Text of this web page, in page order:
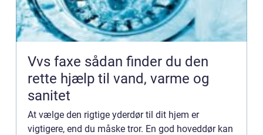
Vvs faxe sådan finder du den
rette hjælp til vand, varme og
sanitet
At vælge den rigtige yderdør til dit hjem er
vigtigere, end du måske tror. En god hoveddør kan